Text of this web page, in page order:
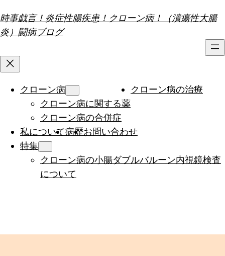
容
を
キ
時事戯言！炎症性腸疾患！クローン病！（潰瘍性大腸
炎）闘病ブログ
クローン病
クローン病に関する薬
クローン病の合併症
クローン病の治療
私について病歴お問い合わせ
特集
クローン病の小腸ダブルバルーン内視鏡検査
について